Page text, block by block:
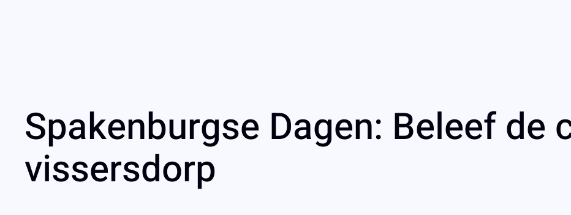
Spakenburgse Dagen: Beleef de
vissersdorp